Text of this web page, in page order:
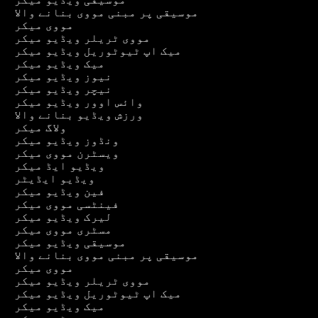
موسیقی پر مبنی مووی بنانے والا
مووی میکر
مووی ٹریلر ویڈیو میکر
میک اپ ٹیوٹوریل ویڈیو میکر
میک ویڈیو میکر
نیوز ویڈیو میکر
نیچر ویڈیو میکر
وائس اوور ویڈیو میکر
ورزش ویڈیو بنانے والا
ولاگ میکر
ونڈوز ویڈیو میکر
ویسٹرن مووی میکر
ویڈیو ایڈ میکر
ویڈیو ایڈیٹر
فین ویڈیو میکر
فینٹسی مووی میکر
لیرک ویڈیو میکر
مسٹری مووی میکر
موسیقی ویڈیو میکر
موسیقی پر مبنی مووی بنانے والا
مووی میکر
مووی ٹریلر ویڈیو میکر
میک اپ ٹیوٹوریل ویڈیو میکر
میک ویڈیو میکر